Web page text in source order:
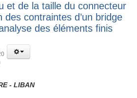
et de la taille du connecteur
des contraintes d’un bridge
des éléments finis
- LIBAN